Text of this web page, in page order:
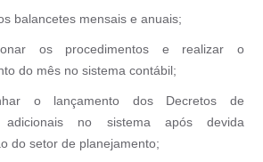
balancetes mensais e anuais;
os procedimentos e realizar o
do mês no sistema contábil;
o lançamento dos Decretos de
adicionais no sistema após devida
do setor de planejamento;